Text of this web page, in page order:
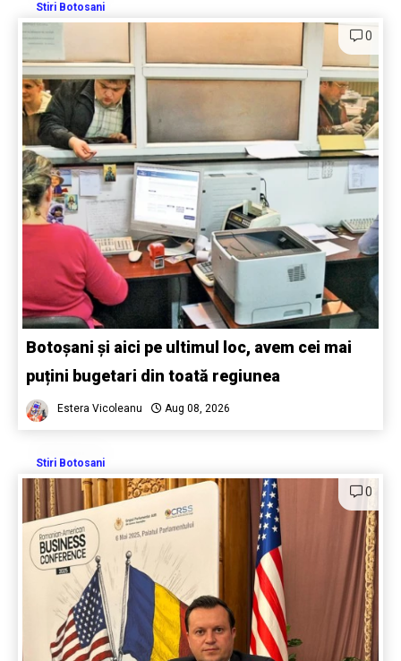
Stiri Botosani
0
Botoșani și aici pe ultimul loc, avem cei mai
puțini bugetari din toată regiunea
Estera Vicoleanu Aug 08, 2026
Stiri Botosani
0